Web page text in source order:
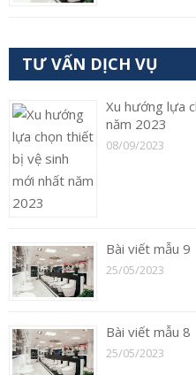
TƯ VẤN DỊCH VỤ
Xu hướng lựa
năm 2023
08/09/2023
Bài viết mẫu 9
25/05/2023
Bài viết mẫu 8
25/05/2023